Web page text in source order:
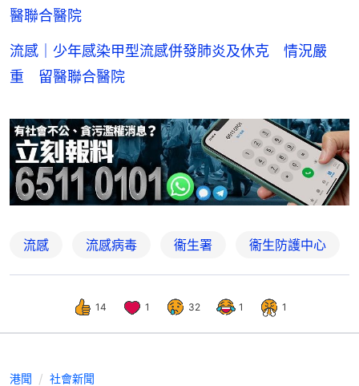
醫聯合醫院
流感｜少年感染甲型流感併發肺炎及休克 情況嚴
重 留醫聯合醫院
流感 流感病毒 衞生署 衞生防護中心
14 1 32 1 1
港聞 社會新聞